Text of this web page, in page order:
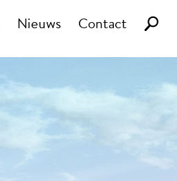
Nieuws Contact